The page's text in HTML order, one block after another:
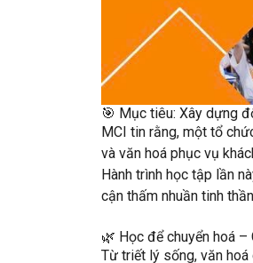
🎯 Mục tiêu: Xây dựng
MCI tin rằng, một tổ
và văn hoá phục vụ
Hành trình học tập lần
cận thấm nhuần tinh thần
🌿 Học để chuyển hoá
Từ triết lý sống, văn hoá